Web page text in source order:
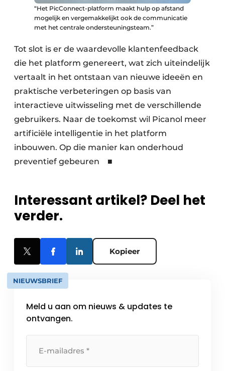
“Het PicConnect-platform maakt hulp op afstand
mogelijk en vergemakkelijkt ook de communicatie
met het centrale ondersteuningsteam.”
Tot slot is er de waardevolle klantenfeedback
die het platform genereert, wat zich uiteindelijk
vertaalt in het ontstaan van nieuwe ideeën en
praktische verbeteringen op basis van
interactieve uitwisseling met de verschillende
gebruikers. Naar de toekomst wil Picanol meer
artificiële intelligentie in het platform
inbouwen. Op die manier kan onderhoud
preventief gebeuren ■
Interessant artikel? Deel het
verder.
Kopieer
NIEUWSBRIEF
Meld u aan om nieuws & updates te
ontvangen.